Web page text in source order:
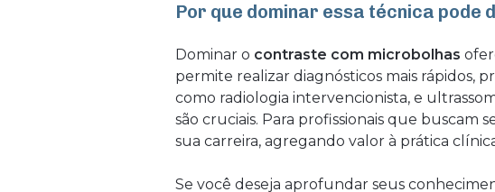
Por que dominar essa técnica
Dominar o contraste com microbolhas
permite realizar diagnósticos mais rápidos,
como radiologia intervencionista, e
são cruciais. Para profissionais que buscam
sua carreira, agregando valor à prática
Se você deseja aprofundar seus